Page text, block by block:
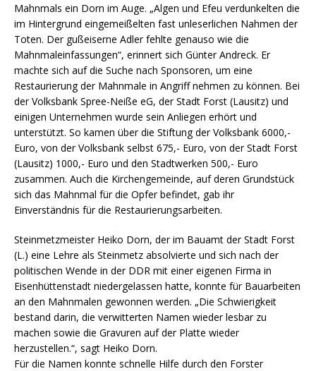
Mahnmals ein Dorn im Auge. „Algen und Efeu verdunkelten die
im Hintergrund eingemeißelten fast unleserlichen Nahmen der
Toten. Der gußeiserne Adler fehlte genauso wie die
Mahnmaleinfassungen“, erinnert sich Günter Andreck. Er
machte sich auf die Suche nach Sponsoren, um eine
Restaurierung der Mahnmale in Angriff nehmen zu können. Bei
der Volksbank Spree-Neiße eG, der Stadt Forst (Lausitz) und
einigen Unternehmen wurde sein Anliegen erhört und
unterstützt. So kamen über die Stiftung der Volksbank 6000,-
Euro, von der Volksbank selbst 675,- Euro, von der Stadt Forst
(Lausitz) 1000,- Euro und den Stadtwerken 500,- Euro
zusammen. Auch die Kirchengemeinde, auf deren Grundstück
sich das Mahnmal für die Opfer befindet, gab ihr
Einverständnis für die Restaurierungsarbeiten.
Steinmetzmeister Heiko Dorn, der im Bauamt der Stadt Forst
(L.) eine Lehre als Steinmetz absolvierte und sich nach der
politischen Wende in der DDR mit einer eigenen Firma in
Eisenhüttenstadt niedergelassen hatte, konnte für Bauarbeiten
an den Mahnmalen gewonnen werden. „Die Schwierigkeit
bestand darin, die verwitterten Namen wieder lesbar zu
machen sowie die Gravuren auf der Platte wieder
herzustellen.“, sagt Heiko Dorn.
Für die Namen konnte schnelle Hilfe durch den Forster